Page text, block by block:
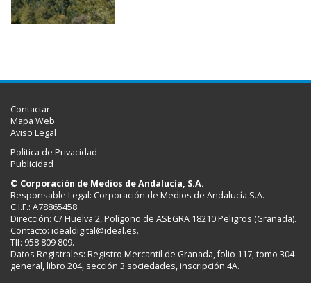
Contactar
Mapa Web
Aviso Legal
Politica de Privacidad
Publicidad
© Corporación de Medios de Andalucía, S.A.
Responsable Legal: Corporación de Medios de Andalucía S.A.
C.I.F.: A78865458.
Dirección: C/ Huelva 2, Polígono de ASEGRA 18210 Peligros (Granada).
Contacto: idealdigital@ideal.es.
Tlf: 958 809 809.
Datos Registrales: Registro Mercantil de Granada, folio 117, tomo 304
general, libro 204, sección 3 sociedades, inscripción 4A.